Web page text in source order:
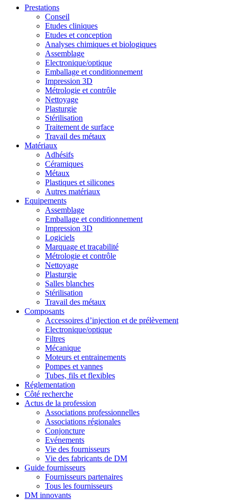
Prestations
Conseil
Etudes cliniques
Etudes et conception
Analyses chimiques et biologiques
Assemblage
Electronique/optique
Emballage et conditionnement
Impression 3D
Métrologie et contrôle
Nettoyage
Plasturgie
Stérilisation
Traitement de surface
Travail des métaux
Matériaux
Adhésifs
Céramiques
Métaux
Plastiques et silicones
Autres matériaux
Equipements
Assemblage
Emballage et conditionnement
Impression 3D
Logiciels
Marquage et traçabilité
Métrologie et contrôle
Nettoyage
Plasturgie
Salles blanches
Stérilisation
Travail des métaux
Composants
Accessoires d’injection et de prélèvement
Electronique/optique
Filtres
Mécanique
Moteurs et entrainements
Pompes et vannes
Tubes, fils et flexibles
Réglementation
Côté recherche
Actus de la profession
Associations professionnelles
Associations régionales
Conjoncture
Evénements
Vie des fournisseurs
Vie des fabricants de DM
Guide fournisseurs
Fournisseurs partenaires
Tous les fournisseurs
DM innovants